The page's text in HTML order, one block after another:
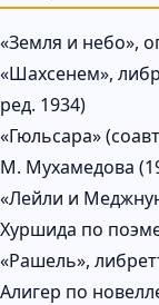
«Земля и небо»,
«Шахсенем»,
ред. 1934)
«Гюльсара»
М. Мухамедова
«Лейли и
Хуршида по
«Рашель»,
Алигер по